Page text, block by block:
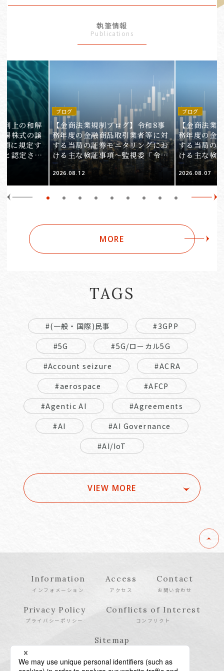
執筆情報
Publications
判上の和解
場株式の譲
に規定す
と認定され
ブログ
【金商法業規制ブログ】令和8事
務年度の金融商品取引業者等に対
する当局の証券モニタリングにお
ける主な検証事項～監視委「令和
8事務年度 証券モニタリング基本
方針」の解説～（第2回）
2026.08.12
ブログ
【金商法業
務年度の金
する当局の
ける主な検
8事務年度
方針」の解
2026.08.07
MORE
TAGS
#(一般・国際)民事
#3GPP
#5G
#5G/ローカル5G
#Account seizure
#ACRA
#aerospace
#AFCP
#Agentic AI
#Agreements
#AI
#AI Governance
#AI/IoT
VIEW MORE
Information
インフォメーション
Access
アクセス
Contact
お問い合わせ
Privacy Policy
プライバシーポリシー
Conflicts of Interest
コンフリクト
Sitemap